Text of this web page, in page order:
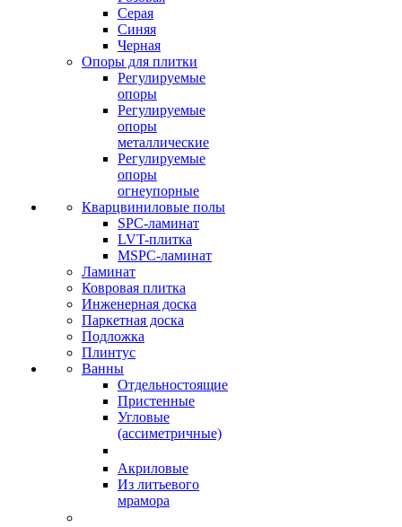
Серая
Синяя
Черная
Опоры для плитки
Регулируемые
опоры
Регулируемые
опоры
металлические
Регулируемые
опоры
огнеупорные
Кварцвиниловые полы
SPC-ламинат
LVT-плитка
MSPC-ламинат
Ламинат
Ковровая плитка
Инженерная доска
Паркетная доска
Подложка
Плинтус
Ванны
Отдельностоящие
Пристенные
Угловые
(ассиметричные)
Акриловые
Из литьевого
мрамора